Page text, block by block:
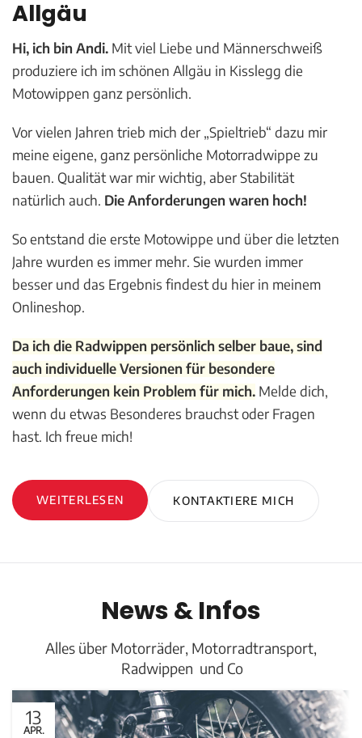
Allgäu
Hi, ich bin Andi. Mit viel Liebe und Männerschweiß
produziere ich im schönen Allgäu in Kisslegg die
Motowippen ganz persönlich.
Vor vielen Jahren trieb mich der „Spieltrieb“ dazu mir
meine eigene, ganz persönliche Motorradwippe zu
bauen. Qualität war mir wichtig, aber Stabilität
natürlich auch. Die Anforderungen waren hoch!
So entstand die erste Motowippe und über die letzten
Jahre wurden es immer mehr. Sie wurden immer
besser und das Ergebnis findest du hier in meinem
Onlineshop.
Da ich die Radwippen persönlich selber baue, sind
auch individuelle Versionen für besondere
Anforderungen kein Problem für mich. Melde dich,
wenn du etwas Besonderes brauchst oder Fragen
hast. Ich freue mich!
WEITERLESEN KONTAKTIERE MICH
News & Infos
Alles über Motorräder, Motorradtransport,
Radwippen und Co
13
APR.